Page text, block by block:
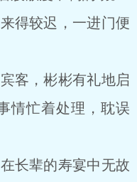
较迟，一进门便
，彬彬有礼地启
情忙着处理，耽误
辈的寿宴中无故